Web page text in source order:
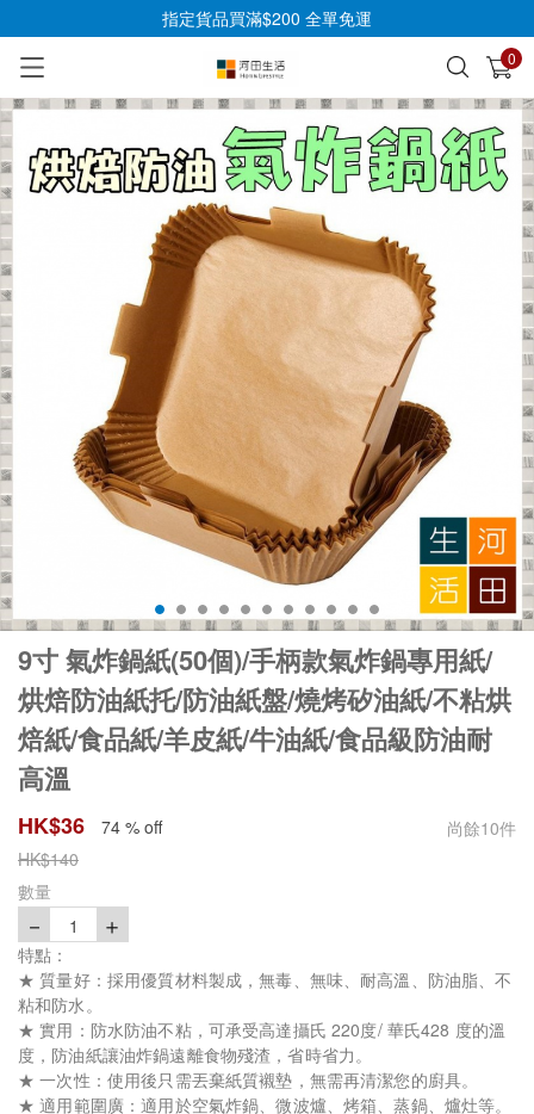
指定貨品買滿$200 全單免運
0
已加入購物車 查看
9寸 氣炸鍋紙(50個)/手柄款氣炸鍋專用紙/
烘焙防油紙托/防油紙盤/燒烤矽油紙/不粘烘
焙紙/食品紙/羊皮紙/牛油紙/食品級防油耐
高溫
HK$36 74 % off 尚餘10件
HK$140
數量
－ 1 ＋
特點：
★ 質量好：採用優質材料製成，無毒、無味、耐高溫、防油脂、不
粘和防水。
★ 實用：防水防油不粘，可承受高達攝氏 220度/ 華氏428 度的溫
度，防油紙讓油炸鍋遠離食物殘渣，省時省力。
★ 一次性：使用後只需丟棄紙質襯墊，無需再清潔您的廚具。
★ 適用範圍廣：適用於空氣炸鍋、微波爐、烤箱、蒸鍋、爐灶等。